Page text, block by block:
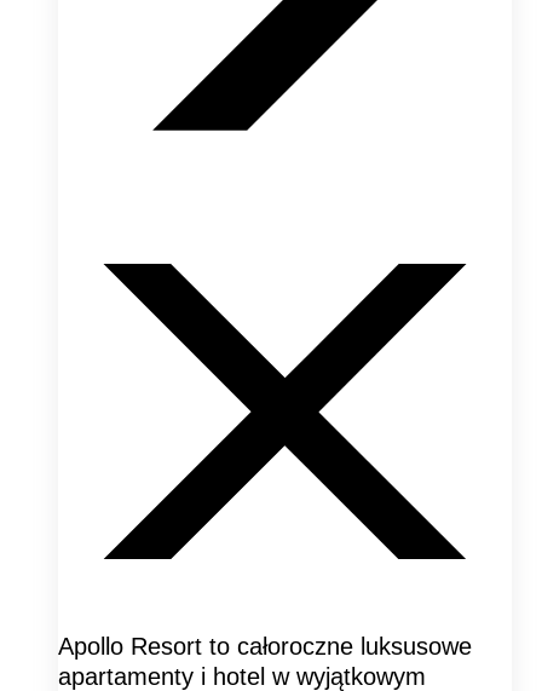
Apollo Resort to całoroczne luksusowe
apartamenty i hotel w wyjątkowym